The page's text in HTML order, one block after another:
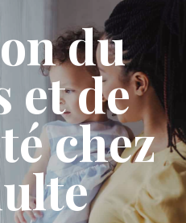
du
et de
chez